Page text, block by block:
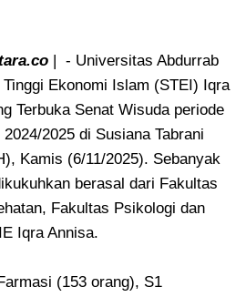
| - Universitas Abdurrab
Ekonomi Islam (STEI) Iqra
Terbuka Senat Wisuda periode
2025 di Susiana Tabrani
Kamis (6/11/2025). Sebanyak
berasal dari Fakultas
Fakultas Psikologi dan
Iqra Annisa.
(153 orang), S1